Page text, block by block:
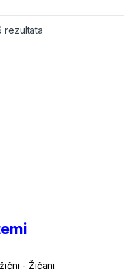
rezultata
-Žičani